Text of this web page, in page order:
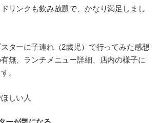
リンクも飲み放題で、かなり満足しまし
ターに子連れ（2歳児）で行ってみた感想
無、ランチメニュー詳細、店内の様子に
。
しい人